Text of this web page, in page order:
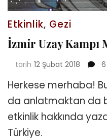
Etkinlik, Gezi
İzmir Uzay Kampı
tarih 12 Şubat 2018
Herkese merhaba!
da anlatmaktan da
etkinlik hakkında
Türkiye.